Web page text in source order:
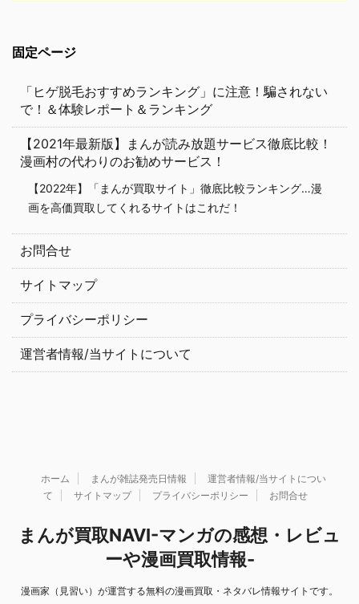
固定ページ
「ヒゲ脱毛おすすめランキング」に注意！騙されない
で！＆体験レポート＆ランキング
【2021年最新版】まんが読み放題サービス徹底比較！
漫画村の代わりのお勧めサービス！
【2022年】「まんが買取サイト」徹底比較ランキング…漫
画を高価買取してくれるサイトはこれだ！
お問合せ
サイトマップ
プライバシーポリシー
運営者情報/当サイトについて
ホーム まんが雑誌発売日情報
運営者情報/当サイトについ
て
サイトマップ プライバシーポリシー お問合せ
まんが買取NAVI-マンガの感想・レビュ
ーや漫画買取情報-
漫画家（見習い）が運営する無料の漫画買取・ネタバレ情報サイトです。